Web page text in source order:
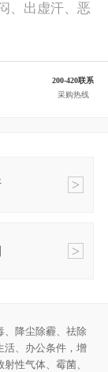
、出虚汗、恶
200-420联系
采购热线
、降尘除霾、祛除
活、办公条件，增
性气体、霉菌、